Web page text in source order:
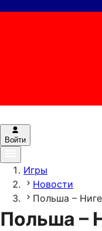
Войти
Игры
Новости
Польша –
Польша –